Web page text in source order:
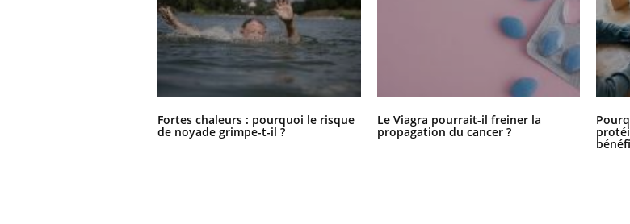
Fortes chaleurs : pourquoi le risque
de noyade grimpe-t-il ?
Le Viagra pourrait-il freiner la
propagation du cancer ?